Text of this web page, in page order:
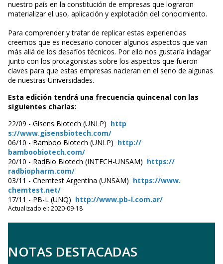
nuestro país en la constitución de empresas que lograron
materializar el uso, aplicación y explotación del conocimiento.
Para comprender y tratar de replicar estas experiencias
creemos que es necesario conocer algunos aspectos que van
más allá de los desafíos técnicos. Por ello nos gustaría indagar
junto con los protagonistas sobre los aspectos que fueron
claves para que estas empresas nacieran en el seno de algunas
de nuestras Universidades.
Esta edición tendrá una frecuencia quincenal con las
siguientes charlas:
22/09 - Gisens Biotech (UNLP) http
s://www.gisensbiotech.com/
06/10 - Bamboo Biotech (UNLP) http://
bamboobiotech.com/
20/10 - RadBio Biotech (INTECH-UNSAM) https://
radbiopharm.com/
03/11 - Chemtest Argentina (UNSAM) https://www.
chemtest.net/
17/11 - PB-L (UNQ) http://www.pb-l.com.ar/
Actualizado el: 2020-09-18
NOTAS DESTACADAS